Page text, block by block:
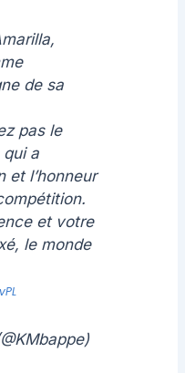
de sa
pas le
a
et l’honneur
et votre
le monde